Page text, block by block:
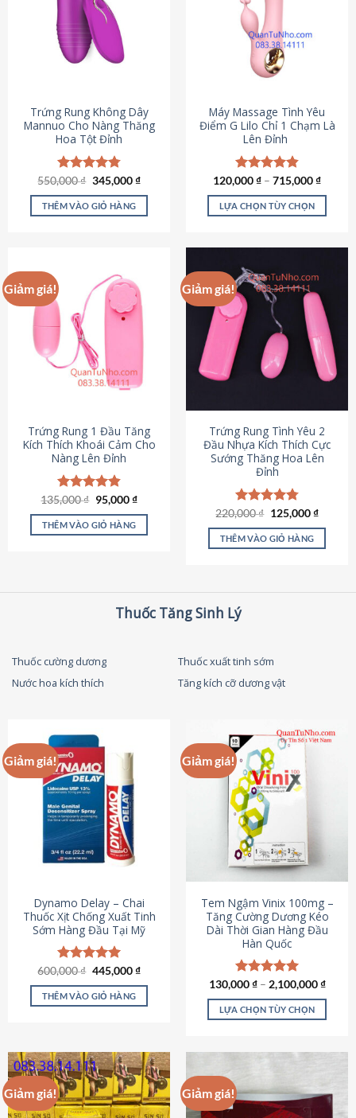
Trứng Rung Không Dây
Mannuo Cho Nàng Thăng
Hoa Tột Đỉnh
Được xếp
hạng4.81
5 sao
550,000₫ Giá
là:
550,000 ₫.
345,000₫Giá
tại
THÊM VÀO GIỎ HÀNG
Máy Massage Tình Yêu
Điểm G Lilo Chỉ 1 Chạm Là
Lên Đỉnh
Được xếp
hạng4.85
5 sao
120,000₫ – 715,000₫
LỰA CHỌN TÙY CHỌN
có
nhiều
biến
thể.
Các
tùy
chọn
được
chọn
trên
trang
sản
phẩm
Giảm giá!
Trứng Rung 1 Đầu Tăng
Kích Thích Khoái Cảm Cho
Nàng Lên Đỉnh
Được xếp
hạng4.87
5 sao
135,000₫ Giá
gốc
là:
135,000 ₫.
95,000₫Giá
tại
THÊM VÀO GIỎ HÀNG
Giảm giá!
Trứng Rung Tình Yêu 2
Đầu Nhựa Kích Thích Cực
Sướng Thăng Hoa Lên
Đỉnh
Được xếp
hạng4.79
5 sao
220,000₫ Giá
là:
220,000 ₫.
125,000₫Giá
tại
THÊM VÀO GIỎ HÀNG
Thuốc Tăng Sinh Lý
Thuốc cường dương
Thuốc xuất tinh sớm
Nước hoa kích thích
Tăng kích cỡ dương vật
Giảm giá!
Dynamo Delay – Chai
Thuốc Xịt Chống Xuất Tinh
Sớm Hàng Đầu Tại Mỹ
Được xếp
hạng5.00
5 sao
600,000₫ Giá
là:
600,000 ₫.
445,000₫Giá
tại
THÊM VÀO GIỎ HÀNG
Giảm giá!
Tem Ngậm Vinix 100mg –
Tăng Cường Dương Kéo
Dài Thời Gian Hàng Đầu
Hàn Quốc
Được xếp
hạng5.00
5 sao
130,000₫– 2,100,000₫
LỰA CHỌN TÙY CHỌN
nhiều
biến
Giảm giá! Giảm giá!